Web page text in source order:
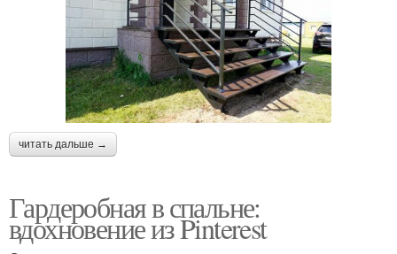
читать дальше →
Гардеробная в спальне:
вдохновение из Pinterest